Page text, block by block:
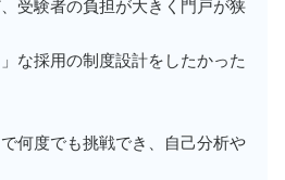
受験者の負担が大きく門戸が狭
な採用の制度設計をしたかった
何度でも挑戦でき、自己分析や